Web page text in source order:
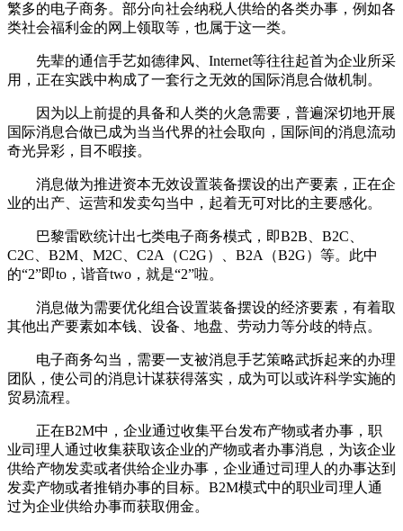
繁多的电子商务。部分向社会纳税人供给的各类办事，例如各
类社会福利金的网上领取等，也属于这一类。
先辈的通信手艺如德律风、Internet等往往起首为企业所采
用，正在实践中构成了一套行之无效的国际消息合做机制。
因为以上前提的具备和人类的火急需要，普遍深切地开展
国际消息合做已成为当当代界的社会取向，国际间的消息流动
奇光异彩，目不暇接。
消息做为推进资本无效设置装备摆设的出产要素，正在企
业的出产、运营和发卖勾当中，起着无可对比的主要感化。
巴黎雷欧统计出七类电子商务模式，即B2B、B2C、
C2C、B2M、M2C、C2A（C2G）、B2A（B2G）等。此中
的“2”即to，谐音two，就是“2”啦。
消息做为需要优化组合设置装备摆设的经济要素，有着取
其他出产要素如本钱、设备、地盘、劳动力等分歧的特点。
电子商务勾当，需要一支被消息手艺策略武拆起来的办理
团队，使公司的消息计谋获得落实，成为可以或许科学实施的
贸易流程。
正在B2M中，企业通过收集平台发布产物或者办事，职
业司理人通过收集获取该企业的产物或者办事消息，为该企业
供给产物发卖或者供给企业办事，企业通过司理人的办事达到
发卖产物或者推销办事的目标。B2M模式中的职业司理人通
过为企业供给办事而获取佣金。